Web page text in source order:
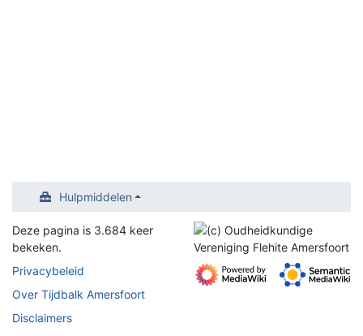
Hulpmiddelen
Deze pagina is 3.684 keer
bekeken.
Privacybeleid
Over Tijdbalk Amersfoort
Disclaimers